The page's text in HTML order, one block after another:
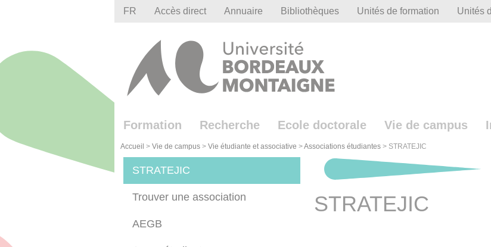
FR Accès direct Annuaire Bibliothèques Unités de formation Unités
Formation Recherche Ecole doctorale Vie de campus
Accueil > Vie de campus > Vie étudiante et associative >Associations étudiantes > STRATEJIC
STRATEJIC
STRATEJIC
Trouver une association
AEGB